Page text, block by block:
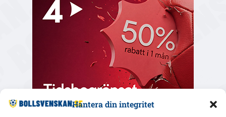
Hantera din integritet